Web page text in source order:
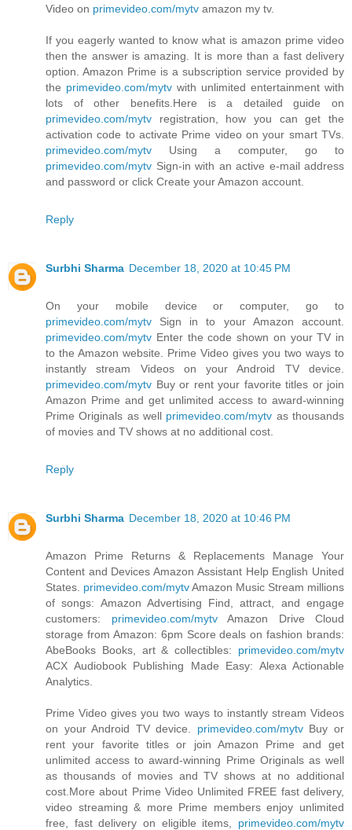
Video on primevideo.com/mytv amazon my tv.
If you eagerly wanted to know what is amazon prime video
then the answer is amazing. It is more than a fast delivery
option. Amazon Prime is a subscription service provided by
the primevideo.com/mytv with unlimited entertainment with
lots of other benefits.Here is a detailed guide on
primevideo.com/mytv registration, how you can get the
activation code to activate Prime video on your smart TVs.
primevideo.com/mytv Using a computer, go to
primevideo.com/mytv Sign-in with an active e-mail address
and password or click Create your Amazon account.
Reply
Surbhi Sharma December 18, 2020 at 10:45 PM
On your mobile device or computer, go to
primevideo.com/mytv Sign in to your Amazon account.
primevideo.com/mytv Enter the code shown on your TV in
to the Amazon website. Prime Video gives you two ways to
instantly stream Videos on your Android TV device.
primevideo.com/mytv Buy or rent your favorite titles or join
Amazon Prime and get unlimited access to award-winning
Prime Originals as well primevideo.com/mytv as thousands
of movies and TV shows at no additional cost.
Reply
Surbhi Sharma December 18, 2020 at 10:46 PM
Amazon Prime Returns & Replacements Manage Your
Content and Devices Amazon Assistant Help English United
States. primevideo.com/mytvAmazon Music Stream millions
of songs: Amazon Advertising Find, attract, and engage
customers: primevideo.com/mytvAmazon Drive Cloud
storage from Amazon: 6pm Score deals on fashion brands:
AbeBooks Books, art & collectibles: primevideo.com/mytv
ACX Audiobook Publishing Made Easy: Alexa Actionable
Analytics.
Prime Video gives you two ways to instantly stream Videos
on your Android TV device. primevideo.com/mytvBuy or
rent your favorite titles or join Amazon Prime and get
unlimited access to award-winning Prime Originals as well
as thousands of movies and TV shows at no additional
cost.More about Prime Video Unlimited FREE fast delivery,
video streaming & more Prime members enjoy unlimited
free, fast delivery on eligible items, primevideo.com/mytv